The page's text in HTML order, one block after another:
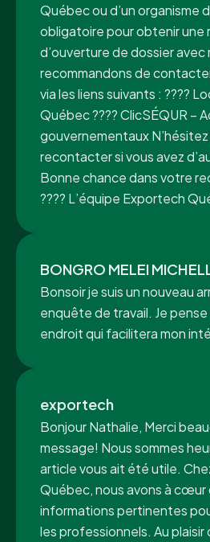
Québec ou d’un organisme
obligatoire pour obtenir une
d’ouverture de dossier avec
recommandons de
via les liens suivants : ????
Québec ???? ClicSÉQUR –
gouvernementaux N’hésitez
recontacter si vous avez
Bonne chance dans votre
???? L’équipe Exportech
BONGRO MELEI
Bonsoir je suis un nouveau
enquête de travail. Je pense
endroit qui facilitera mon
exportech
Bonjour Nathalie, Merci
message! Nous sommes
article vous ait été utile.
Québec, nous avons à cœur
informations pertinentes
les professionnels. Au